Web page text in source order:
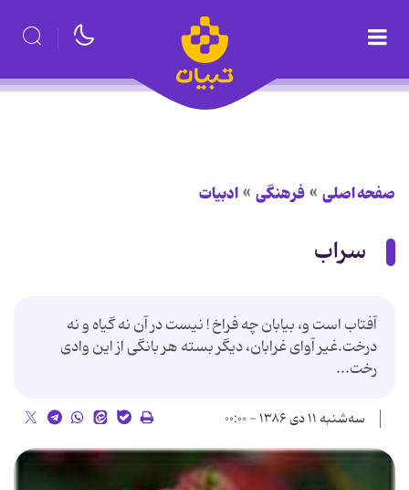
صفحه اصلی فرهنگی ادبیات
سراب
آفتاب است و، بیابان چه فراخ ! نیست در آن نه گیاه و نه
درخت.غیر آوای غرابان، دیگر بسته هر بانگی از این وادی
رخت...
سه‌شنبه ۱۱ دی ۱۳۸۶ - ۰۰:۰۰